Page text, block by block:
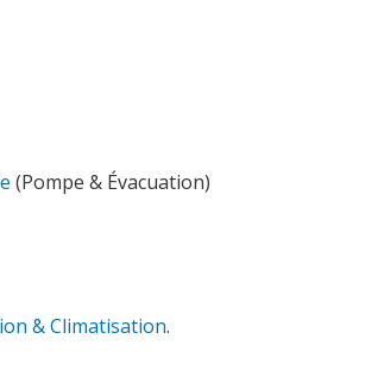
(Pompe & Évacuation)
& Climatisation.